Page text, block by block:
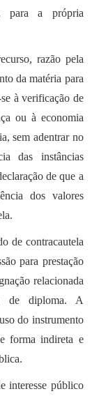
para a própria
razão pela
da matéria para
à verificação de
ou à economia
sem adentrar no
das instâncias
de que a
dos valores
de contracautela
para prestação
relacionada
de diploma. A
do instrumento
forma indireta e
interesse público